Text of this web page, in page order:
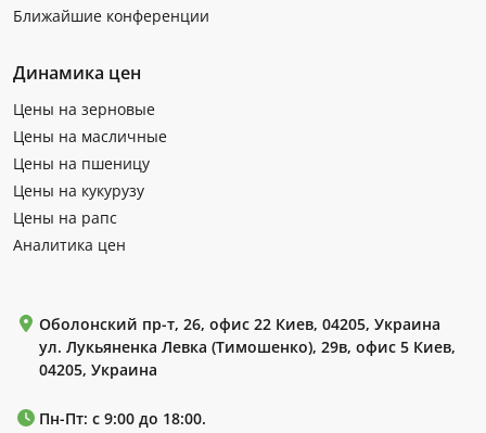
Ближайшие конференции
Динамика цен
Цены на зерновые
Цены на масличные
Цены на пшеницу
Цены на кукурузу
Цены на рапс
Аналитика цен
Оболонский пр-т, 26, офис 22 Киев, 04205, Украина
ул. Лукьяненка Левка (Тимошенко), 29в, офис 5 Киев,
04205, Украина
Пн-Пт: с 9:00 до 18:00.